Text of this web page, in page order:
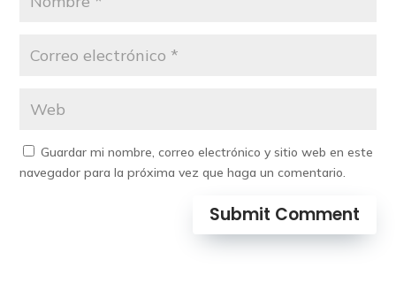
Guardar mi nombre, correo electrónico y sitio web en este
navegador para la próxima vez que haga un comentario.
Submit Comment